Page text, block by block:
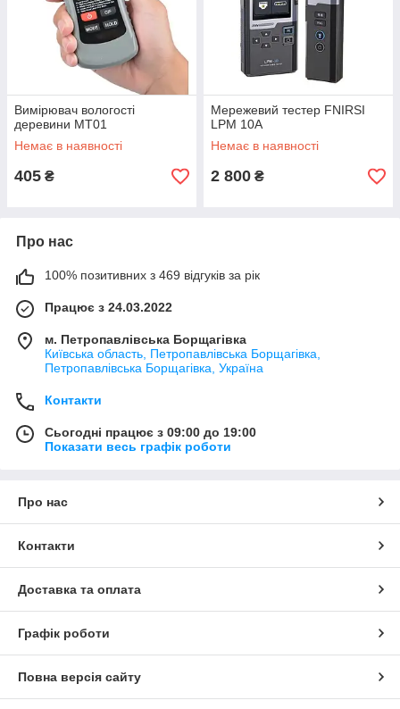
Вимірювач вологості
деревини MT01
Немає в наявності
405 ₴
Мережевий тестер FNIRSI
LPM 10A
Немає в наявності
2 800 ₴
Про нас
100% позитивних з 469 відгуків за рік
Працює з 24.03.2022
м. Петропавлівська Борщагівка
Київська область, Петропавлівська Борщагівка,
Петропавлівська Борщагівка, Україна
Контакти
Сьогодні працює з 09:00 до 19:00
Показати весь графік роботи
Про нас
Контакти
Доставка та оплата
Графік роботи
Повна версія сайту